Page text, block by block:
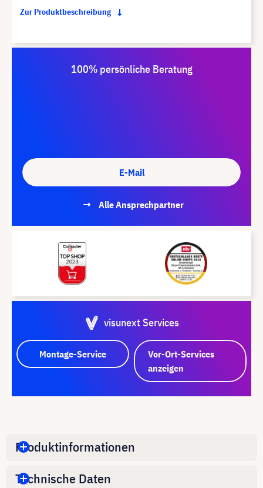
Zur Produktbeschreibung
100% persönliche Beratung
E-Mail
Alle Ansprechpartner
visunext Services
Montage-Service
Vor-Ort-Services
anzeigen
Produktinformationen
Technische Daten